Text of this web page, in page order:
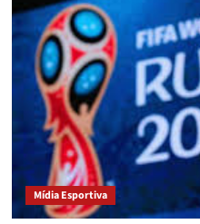
confirma
venda
de
Guilherme
Arana
ao
Sevilla
Mídia Esportiva